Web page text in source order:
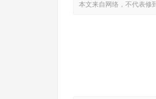
本文来自网络，不代表修